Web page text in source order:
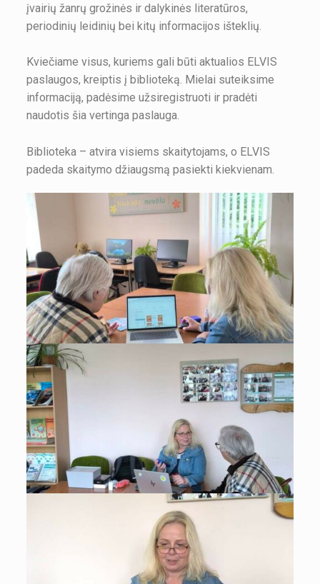
įvairių žanrų grožinės ir dalykinės literatūros,
periodinių leidinių bei kitų informacijos išteklių.
Kviečiame visus, kuriems gali būti aktualios ELVIS
paslaugos, kreiptis į biblioteką. Mielai suteiksime
informaciją, padėsime užsiregistruoti ir pradėti
naudotis šia vertinga paslauga.
Biblioteka – atvira visiems skaitytojams, o ELVIS
padeda skaitymo džiaugsmą pasiekti kiekvienam.